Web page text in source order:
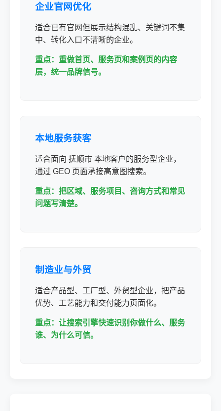
企业官网优化
适合已有官网但展示结构混乱、关键词不集
中、转化入口不清晰的企业。
重点：重做首页、服务页和案例页的内容
层，统一品牌信号。
本地服务获客
适合面向 抚顺市 本地客户的服务型企业，
通过 GEO 页面承接高意图搜索。
重点：把区域、服务项目、咨询方式和常见
问题写清楚。
制造业与外贸
适合产品型、工厂型、外贸型企业，把产品
优势、工艺能力和交付能力页面化。
重点：让搜索引擎快速识别你做什么、服务
谁、为什么可信。